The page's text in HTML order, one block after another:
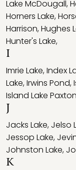
Lake McDougall,
Horners Lake,
Harrison,Hughes
Hunter's Lake,
I
Imrie Lake,Index
Lake,Irwins Pond,
Island Lake Paxton
J
Jacks Lake, Jelso
Jessop Lake,
Johnston Lake,
K